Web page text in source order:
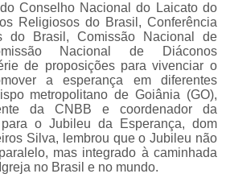
Conselho Nacional do Laicato do
Religiosos do Brasil, Conferência
do Brasil, Comissão Nacional de
Nacional de Diáconos
de proposições para vivenciar o
a esperança em diferentes
metropolitano de Goiânia (GO),
da CNBB e coordenador da
o Jubileu da Esperança, dom
Silva, lembrou que o Jubileu não
mas integrado à caminhada
no Brasil e no mundo.